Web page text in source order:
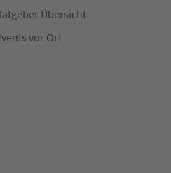
Übersicht
vor Ort